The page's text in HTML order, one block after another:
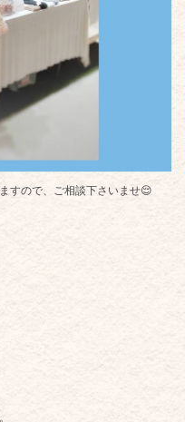
すので、ご相談下さいませ😌